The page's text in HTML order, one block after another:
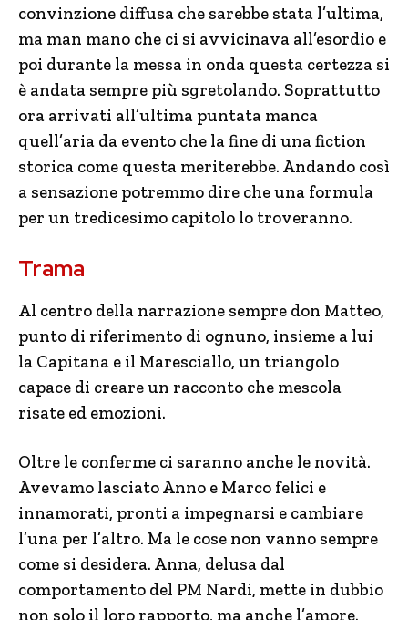
convinzione diffusa che sarebbe stata l’ultima,
ma man mano che ci si avvicinava all’esordio e
poi durante la messa in onda questa certezza si
è andata sempre più sgretolando. Soprattutto
ora arrivati all’ultima puntata manca
quell’aria da evento che la fine di una fiction
storica come questa meriterebbe. Andando così
a sensazione potremmo dire che una formula
per un tredicesimo capitolo lo troveranno.
Trama
Al centro della narrazione sempre don Matteo,
punto di riferimento di ognuno, insieme a lui
la Capitana e il Maresciallo, un triangolo
capace di creare un racconto che mescola
risate ed emozioni.
Oltre le conferme ci saranno anche le novità.
Avevamo lasciato Anno e Marco felici e
innamorati, pronti a impegnarsi e cambiare
l’una per l’altro. Ma le cose non vanno sempre
come si desidera. Anna, delusa dal
comportamento del PM Nardi, mette in dubbio
non solo il loro rapporto, ma anche l’amore.